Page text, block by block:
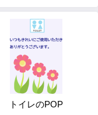
トイレのPOP